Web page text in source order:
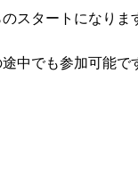
スタートになりま
中でも参加可能で